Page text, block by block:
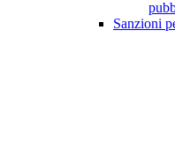
Sanzioni